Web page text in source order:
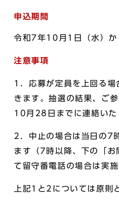
申込期間
令和7年10月1日（水）
注意事項
1．応募が定員を上回る場
きます。抽選の結果、ご
10月28日までに連絡いた
2．中止の場合は当日の7
ます（7時以降、下の「お
て留守番電話の場合は実施
上記1と2については原則